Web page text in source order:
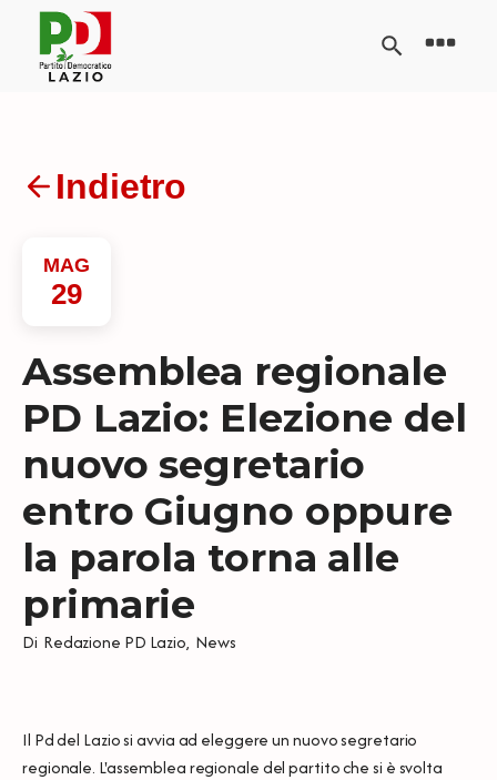
Indietro
MAG
29
Assemblea regionale
PD Lazio: Elezione del
nuovo segretario
entro Giugno oppure
la parola torna alle
primarie
Di Redazione PD Lazio, News
Il Pd del Lazio si avvia ad eleggere un nuovo segretario
regionale. L'assemblea regionale del partito che si è svolta